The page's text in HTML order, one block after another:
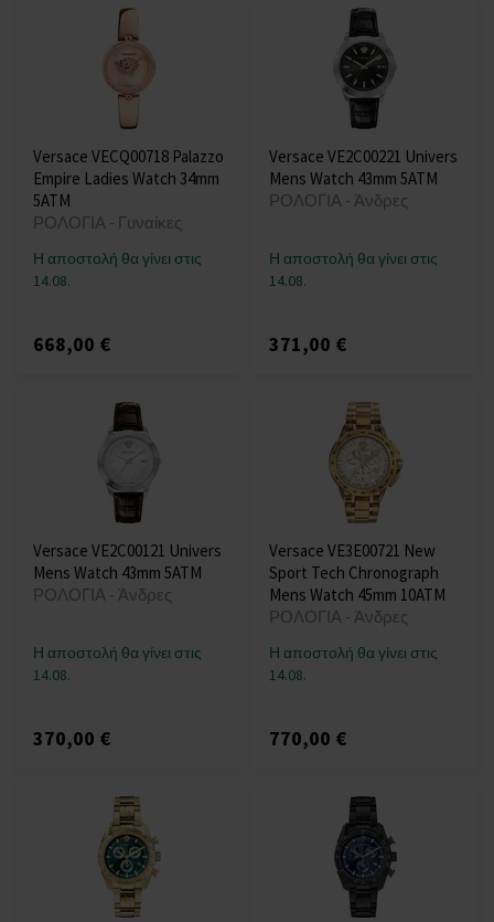
Versace VECQ00718 Palazzo
Empire Ladies Watch 34mm
5ATM
ΡΟΛΟΓΙΑ - Γυναίκες
Η αποστολή θα γίνει στις
14.08.
668,00 €
Versace VE2C00221 Univers
Mens Watch 43mm 5ATM
ΡΟΛΟΓΙΑ - Άνδρες
Η αποστολή θα γίνει στις
14.08.
371,00 €
Versace VE2C00121 Univers
Mens Watch 43mm 5ATM
ΡΟΛΟΓΙΑ - Άνδρες
Η αποστολή θα γίνει στις
14.08.
370,00 €
Versace VE3E00721 New
Sport Tech Chronograph
Mens Watch 45mm 10ATM
ΡΟΛΟΓΙΑ - Άνδρες
Η αποστολή θα γίνει στις
14.08.
770,00 €